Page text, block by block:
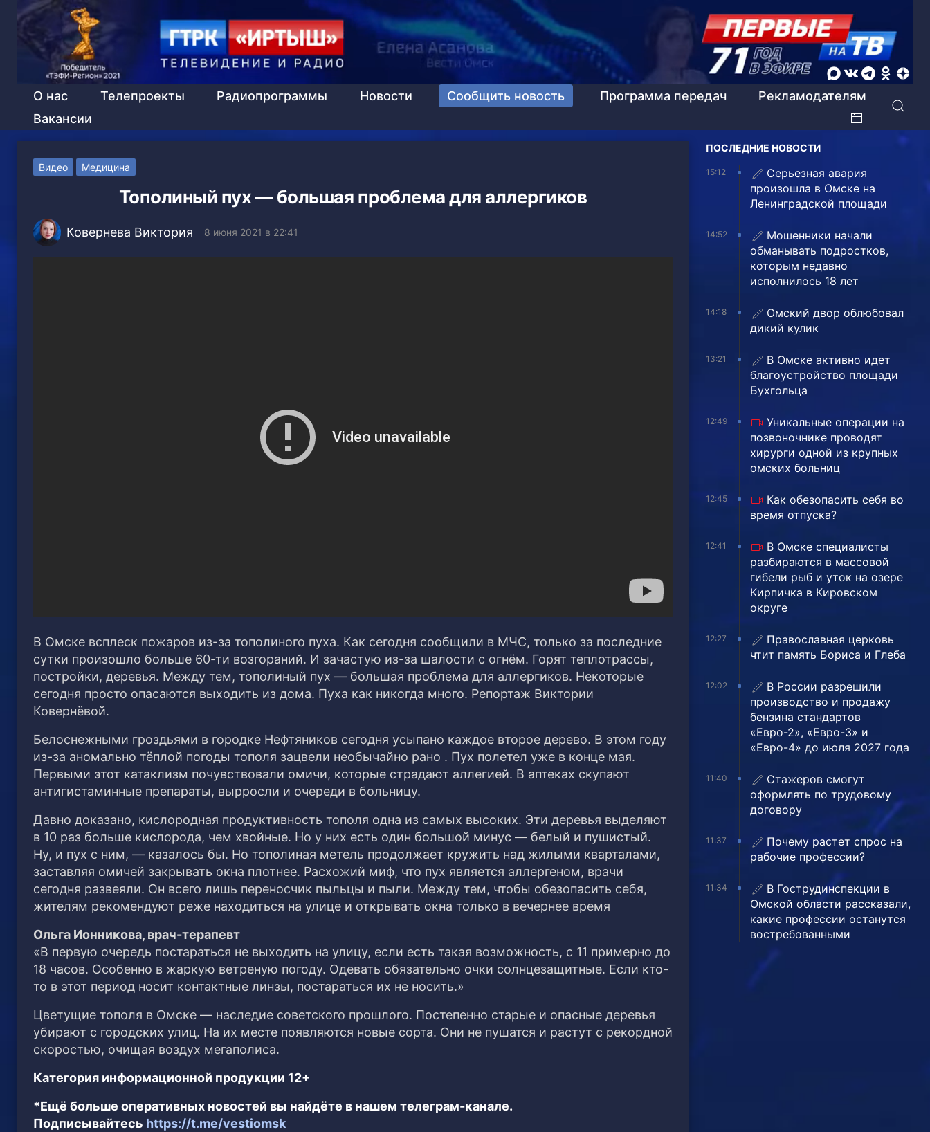
О нас Телепроекты Радиопрограммы Новости Сообщить новость Программа передач
Рекламодателям
Вакансии
Видео Медицина
Тополиный пух — большая проблема для аллергиков
Ковернева Виктория 8 июня 2021 в 22:41
В Омске всплеск пожаров из-за тополиного пуха. Как сегодня сообщили в МЧС, только за последние
сутки произошло больше 60-ти возгораний. И зачастую из-за шалости с огнём. Горят теплотрассы,
постройки, деревья. Между тем, тополиный пух — большая проблема для аллергиков. Некоторые
сегодня просто опасаются выходить из дома. Пуха как никогда много. Репортаж Виктории
Ковернёвой.
Белоснежными гроздьями в городке Нефтяников сегодня усыпано каждое второе дерево. В этом году
из-за аномально тёплой погоды тополя зацвели необычайно рано . Пух полетел уже в конце мая.
Первыми этот катаклизм почувствовали омичи, которые страдают аллегией. В аптеках скупают
антигистаминные препараты, вырросли и очереди в больницу.
Давно доказано, кислородная продуктивность тополя одна из самых высоких. Эти деревья выделяют
в 10 раз больше кислорода, чем хвойные. Но у них есть один большой минус — белый и пушистый.
Ну, и пух с ним, — казалось бы. Но тополиная метель продолжает кружить над жилыми кварталами,
заставляя омичей закрывать окна плотнее. Расхожий миф, что пух является аллергеном, врачи
сегодня развеяли. Он всего лишь переносчик пыльцы и пыли. Между тем, чтобы обезопасить себя,
жителям рекомендуют реже находиться на улице и открывать окна только в вечернее время
Ольга Ионникова, врач-терапевт
«В первую очередь постараться не выходить на улицу, если есть такая возможность, с 11 примерно до
18 часов. Особенно в жаркую ветреную погоду. Одевать обязательно очки солнцезащитные. Если кто-
то в этот период носит контактные линзы, постараться их не носить.»
Цветущие тополя в Омске — наследие советского прошлого. Постепенно старые и опасные деревья
убирают с городских улиц. На их месте появляются новые сорта. Они не пушатся и растут с рекордной
скоростью, очищая воздух мегаполиса.
Категория информационной продукции 12+
*Ещё больше оперативных новостей вы найдёте в нашем телеграм-канале.
Подписывайтесь https://t.me/vestiomsk
ПОСЛЕДНИЕ НОВОСТИ
15:12
Серьезная авария
произошла в Омске на
Ленинградской площади
14:52
Мошенники начали
обманывать подростков,
которым недавно
исполнилось 18 лет
14:18
Омский двор облюбовал
дикий кулик
13:21
В Омске активно идет
благоустройство площади
Бухгольца
12:49
Уникальные операции на
позвоночнике проводят
хирурги одной из крупных
омских больниц
12:45
Как обезопасить себя во
время отпуска?
12:41
В Омске специалисты
разбираются в массовой
гибели рыб и уток на озере
Кирпичка в Кировском
округе
12:27
Православная церковь
чтит память Бориса и Глеба
12:02
В России разрешили
производство и продажу
бензина стандартов
«Евро-2», «Евро-3» и
«Евро-4» до июля 2027 года
11:40
Стажеров смогут
оформлять по трудовому
договору
11:37
Почему растет спрос на
рабочие профессии?
11:34
В Гострудинспекции в
Омской области рассказали,
какие профессии останутся
востребованными